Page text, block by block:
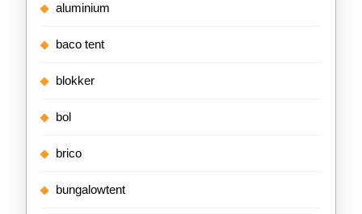
aluminium
baco tent
blokker
bol
brico
bungalowtent